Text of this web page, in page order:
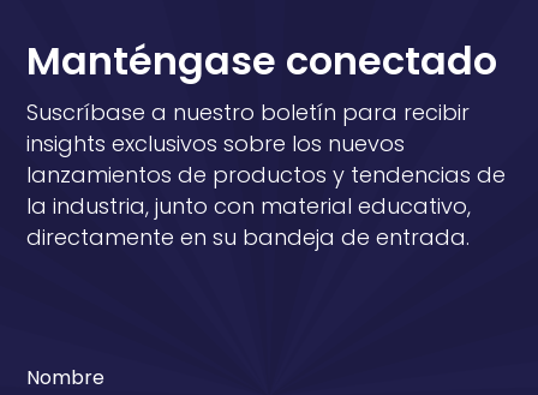
Manténgase conectado
Suscríbase a nuestro boletín para recibir
insights exclusivos sobre los nuevos
lanzamientos de productos y tendencias de
la industria, junto con material educativo,
directamente en su bandeja de entrada.
Nombre